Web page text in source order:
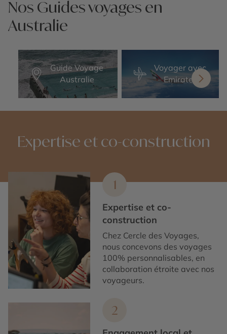
Nos Guides voyages en
Australie
Guide Voyage
Australie
Voyager avec
Emirates
Expertise et co-construction
1
Expertise et co-
construction
Chez Cercle des Voyages,
nous concevons des voyages
100% personnalisables, en
collaboration étroite avec nos
voyageurs.
2